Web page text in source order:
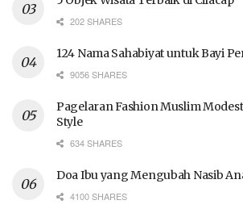
202 SHARES
124 Nama Sahabiyat untuk Bayi
9056 SHARES
Pagelaran Fashion Muslim
Style
634 SHARES
Doa Ibu yang Mengubah Nasib
4100 SHARES